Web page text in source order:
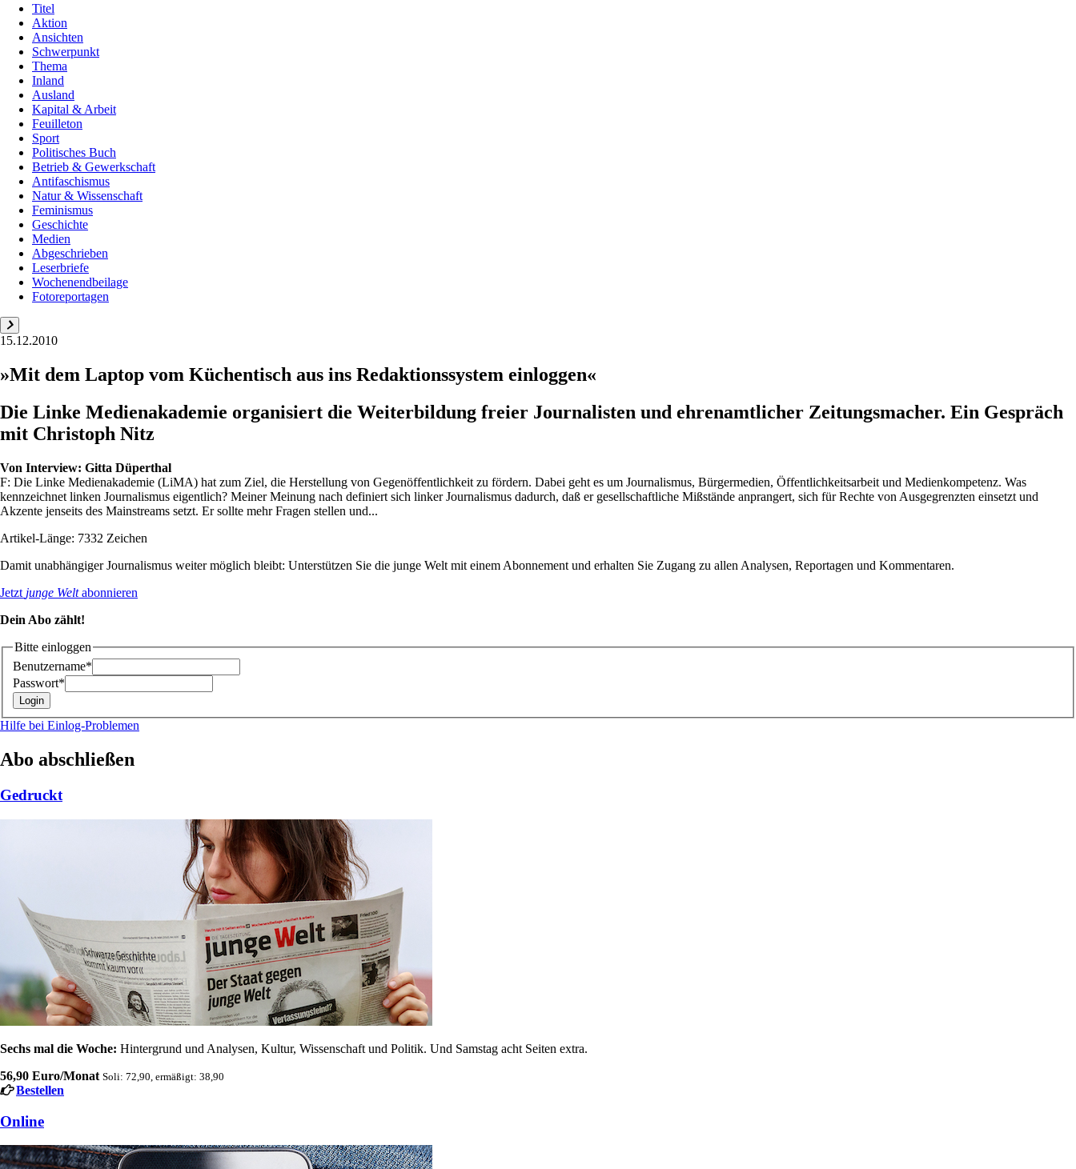
Titel
Aktion
Ansichten
Schwerpunkt
Thema
Inland
Ausland
Kapital & Arbeit
Feuilleton
Sport
Politisches Buch
Betrieb & Gewerkschaft
Antifaschismus
Natur & Wissenschaft
Feminismus
Geschichte
Medien
Abgeschrieben
Leserbriefe
Wochenendbeilage
Fotoreportagen
15.12.2010
»Mit dem Laptop vom Küchentisch aus ins Redaktionssystem einloggen«
Die Linke Medienakademie organisiert die Weiterbildung freier Journalisten und ehrenamtlicher Zeitungsmacher. Ein Gespräch
mit Christoph Nitz
Von Interview: Gitta Düperthal
F: Die Linke Medienakademie (LiMA) hat zum Ziel, die Herstellung von Gegenöffentlichkeit zu fördern. Dabei geht es um Journalismus, Bürgermedien, Öffentlichkeitsarbeit und Medienkompetenz. Was
kennzeichnet linken Journalismus eigentlich? Meiner Meinung nach definiert sich linker Journalismus dadurch, daß er gesellschaftliche Mißstände anprangert, sich für Rechte von Ausgegrenzten einsetzt und
Akzente jenseits des Mainstreams setzt. Er sollte mehr Fragen stellen und...
Artikel-Länge: 7332 Zeichen
Damit unabhängiger Journalismus weiter möglich bleibt: Unterstützen Sie die junge Welt mit einem Abonnement und erhalten Sie Zugang zu allen Analysen, Reportagen und Kommentaren.
Jetzt junge Weltabonnieren
Dein Abo zählt!
Bitte einloggen
Benutzername*
Passwort*
Hilfe bei Einlog-Problemen
Abo abschließen
Gedruckt
Sechs mal die Woche: Hintergrund und Analysen, Kultur, Wissenschaft und Politik. Und Samstag acht Seiten extra.
56,90 Euro/Monat Soli: 72,90, ermäßigt: 38,90
Bestellen
Online